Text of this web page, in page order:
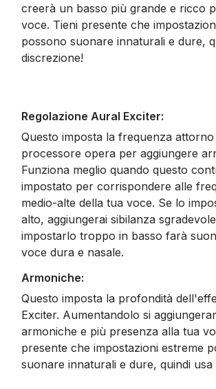
creerà un basso più grande e ricco
voce. Tieni presente che
possono suonare innaturali e dure,
discrezione!
Regolazione Aural Exciter:
Questo imposta la frequenza
processore opera per aggiungere
Funziona meglio quando questo
impostato per corrispondere alle
medio-alte della tua voce. Se lo
alto, aggiungerai sibilanza
impostarlo troppo in basso farà
voce dura e nasale.
Armoniche:
Questo imposta la profondità
Exciter. Aumentandolo si
armoniche e più presenza alla tua
presente che impostazioni estreme
suonare innaturali e dure, quindi usa